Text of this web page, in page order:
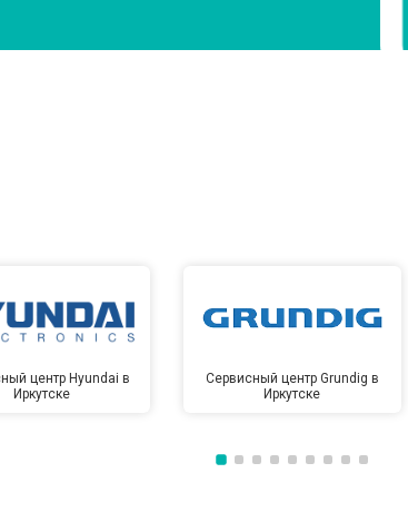
центр Hyundai в
Иркутске
Сервисный центр Grundig в
Иркутске